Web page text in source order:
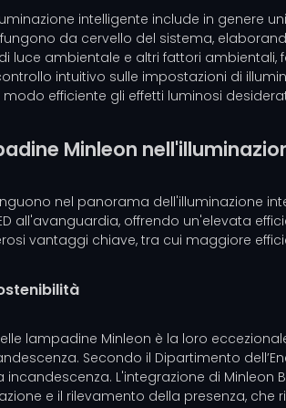
intelligente include in genere
da cervello del sistema,
luce ambientale e altri fattori
intuitivo sulle impostazioni di
efficiente gli effetti luminosi
Minleon
nel panorama dell'illuminazione
all'avanguardia, offrendo un'elevata
vantaggi chiave, tra cui maggiore
lampadine Minleon è la loro
Secondo il Dipartimento
incandescenza. L'integrazione di
e il rilevamento della presenza,